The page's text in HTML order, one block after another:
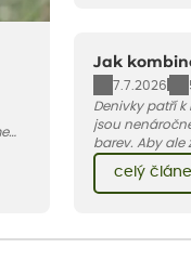
Jak
7.7.2026
Denivky patří
jsou
barev. Aby ale
doplnit
jakými
celý